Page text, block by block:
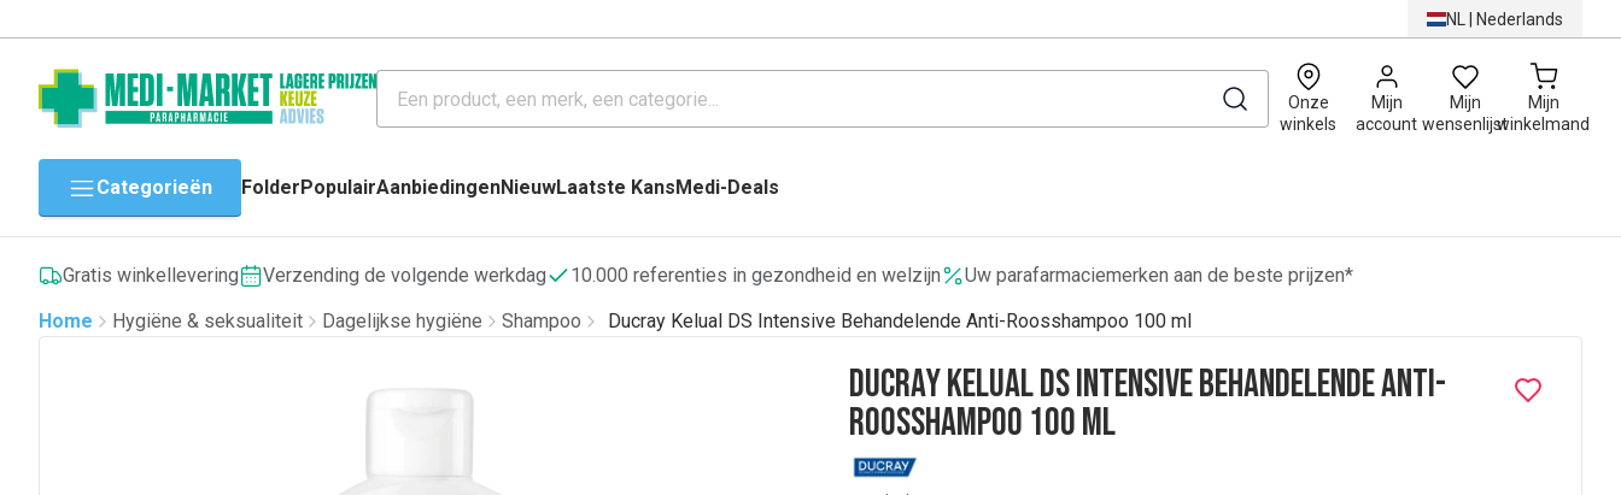
NL | Nederlands
Onze
winkels
Mijn
account
Mijn
wensenlijst
Mijn
winkelmand
0
Categorieën FolderPopulairAanbiedingenNieuwLaatste KansMedi-Deals
Gratis winkellevering Verzending de volgende werkdag 10.000 referenties in gezondheid en welzijn
Uw parafarmaciemerken aan de beste prijzen*
Home
Hygiëne & seksualiteit Dagelijkse hygiëne Shampoo Ducray Kelual DS Intensive Behandelende Anti-Roosshampoo 100 ml
Ducray Kelual DS Intensive Behandelende Anti-
Roosshampoo 100 ml